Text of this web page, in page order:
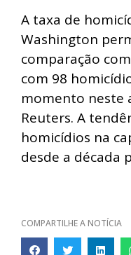
A taxa de
Washington
comparação
com 98
momento neste
Reuters. A
homicídios na
desde a década
COMPARTILHE A NOTÍCIA